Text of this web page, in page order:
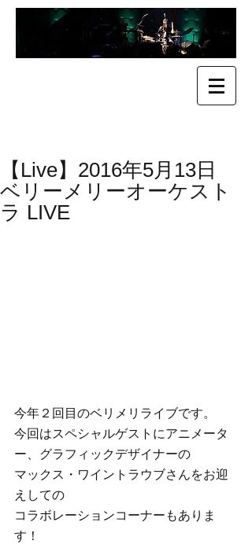
【Live】2016年5月13日
ベリーメリーオーケスト
ラ LIVE
今年２回目のベリメリライブです。
今回はスペシャルゲストにアニメータ
ー、グラフィックデザイナーの
マックス・ワイントラウブさんをお迎
えしての
コラボレーションコーナーもありま
す！